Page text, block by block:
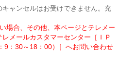
ャンセルはお受けできません。充
場合、その他、本ページとテレメー
メールカスタマーセンター［ＩＰ
9：30～18：00）］へお問い合わせ